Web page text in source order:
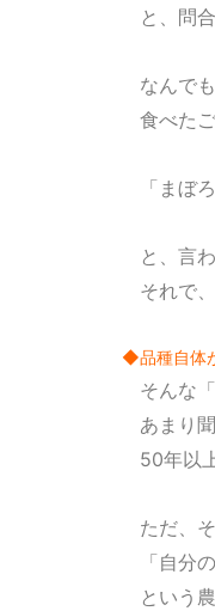
と、問
なんで
食べた
「まぼ
と、言
それで
◆品種自体
そんな「
あまり
50年以
ただ、
「自分
という